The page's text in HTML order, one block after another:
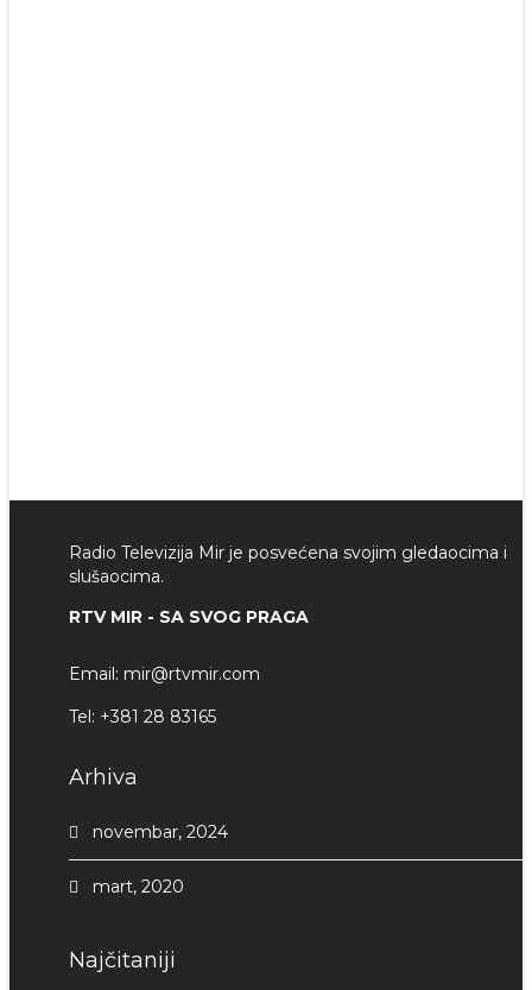
Radio Televizija Mir je posvećena svojim gledaocima i
slušaocima.
RTV MIR - SA SVOG PRAGA
Email: mir@rtvmir.com
Tel: +381 28 83165
Arhiva
novembar, 2024
mart, 2020
Najčitaniji